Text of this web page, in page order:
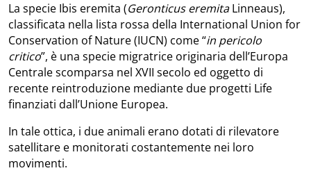
La specie Ibis eremita (Geronticus eremitaLinneaus),
classificata nella lista rossa della International Union for
Conservation of Nature (IUCN) come “in pericolo
critico”, è una specie migratrice originaria dell’Europa
Centrale scomparsa nel XVII secolo ed oggetto di
recente reintroduzione mediante due progetti Life
finanziati dall’Unione Europea.
In tale ottica, i due animali erano dotati di rilevatore
satellitare e monitorati costantemente nei loro
movimenti.